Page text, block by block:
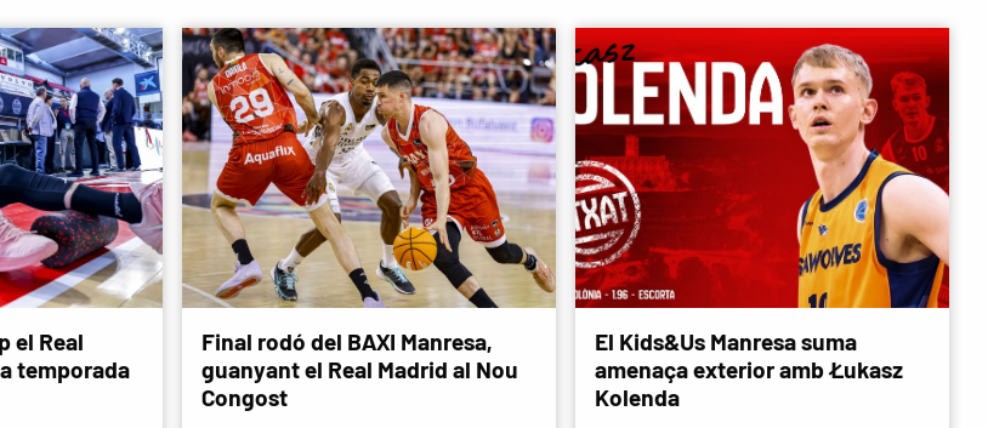
el Real
temporada
Final rodó del BAXI Manresa,
guanyant el Real Madrid al Nou
Congost
El Kids&Us Manresa suma
amenaça exterior amb Łukasz
Kolenda